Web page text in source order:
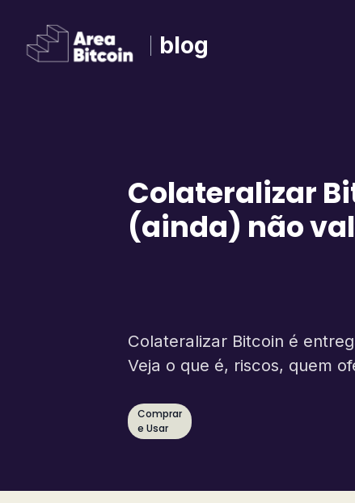
blog
Colateralizar
(ainda) não
Colateralizar Bitcoin é
Veja o que é, riscos, quem
Comprar
e Usar